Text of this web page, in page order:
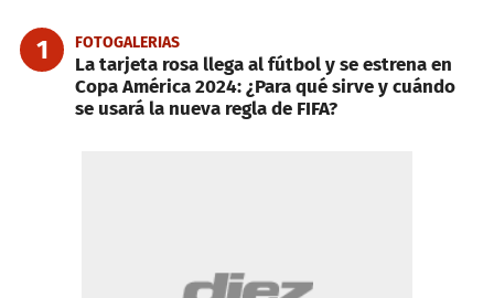
1 FOTOGALERIAS
La tarjeta rosa llega al fútbol y se estrena en
Copa América 2024: ¿Para qué sirve y cuándo
se usará la nueva regla de FIFA?